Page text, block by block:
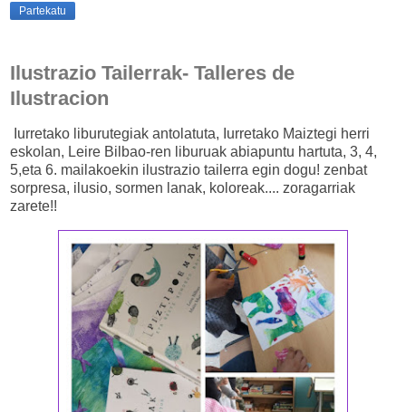
Partekatu
Ilustrazio Tailerrak- Talleres de
Ilustracion
Iurretako liburutegiak antolatuta, Iurretako Maiztegi herri
eskolan, Leire Bilbao-ren liburuak abiapuntu hartuta, 3, 4,
5,eta 6. mailakoekin ilustrazio tailerra egin dogu! zenbat
sorpresa, ilusio, sormen lanak, koloreak.... zoragarriak
zarete!!